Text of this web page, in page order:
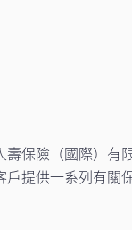
保險（國際）
提供一系列有關